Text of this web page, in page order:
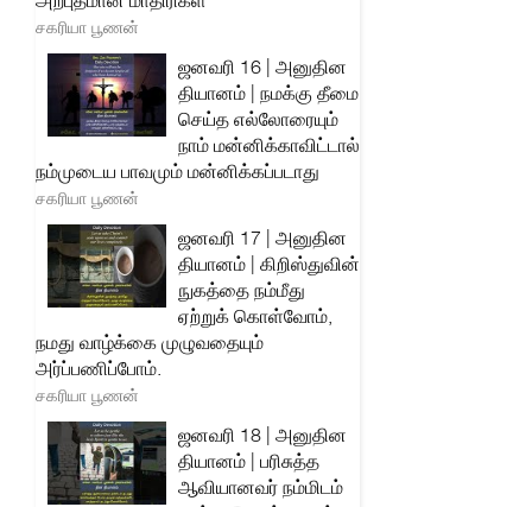
சகரியா பூணன்
ஜனவரி 16 | அனுதின
தியானம் | நமக்கு தீமை
செய்த எல்லோரையும்
நாம் மன்னிக்காவிட்டால்
நம்முடைய பாவமும் மன்னிக்கப்படாது
சகரியா பூணன்
ஜனவரி 17 | அனுதின
தியானம் | கிறிஸ்துவின்
நுகத்தை நம்மீது
ஏற்றுக் கொள்வோம்,
நமது வாழ்க்கை முழுவதையும்
அர்ப்பணிப்போம்.
சகரியா பூணன்
ஜனவரி 18 | அனுதின
தியானம் | பரிசுத்த
ஆவியானவர் நம்மிடம்